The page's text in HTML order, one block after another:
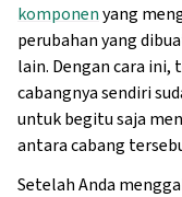
komponenyang
perubahan yang
lain. Dengan cara
cabangnya sendiri
untuk begitu saja
antara cabang
Setelah Anda